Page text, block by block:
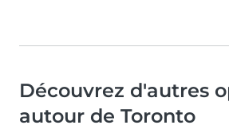
Découvrez d'autres
autour de Toronto